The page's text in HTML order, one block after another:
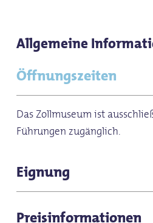
Allgemeine
Öffnungszeiten
Das Zollmuseum ist
Führungen zugänglich.
Eignung
Schlechtwetterangebot
Preisinformationen